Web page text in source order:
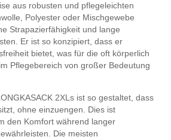
aus robusten und pflegeleichten
Polyester oder Mischgewebe
Strapazierfähigkeit und lange
Er ist so konzipiert, dass er
bietet, was für die oft körperlich
Pflegebereich von großer Bedeutung
2XLs ist so gestaltet, dass
ohne einzuengen. Dies ist
den Komfort während langer
Die meisten